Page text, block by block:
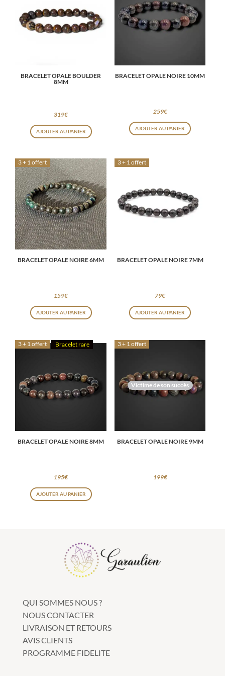
BRACELET OPALE BOULDER
8MM
319€
AJOUTER AU PANIER
BRACELET OPALE NOIRE 10MM
259€
AJOUTER AU PANIER
3 + 1 offert
BRACELET OPALE NOIRE 6MM
159€
AJOUTER AU PANIER
3 + 1 offert
BRACELET OPALE NOIRE 7MM
79€
AJOUTER AU PANIER
3 + 1 offert Bracelet rare
BRACELET OPALE NOIRE 8MM
195€
AJOUTER AU PANIER
Victime de son succès
3 + 1 offert
BRACELET OPALE NOIRE 9MM
199€
QUI SOMMES NOUS ?
NOUS CONTACTER
LIVRAISON ET RETOURS
AVIS CLIENTS
PROGRAMME FIDELITE